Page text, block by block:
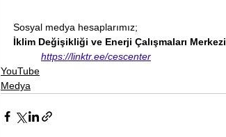
Sosyal medya hesaplarımız;
İklim Değişikliği ve Enerji Çalışmaları Merkezi
https://linktr.ee/cescenter
YouTube
Medya